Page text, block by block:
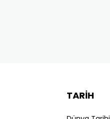
TARİH